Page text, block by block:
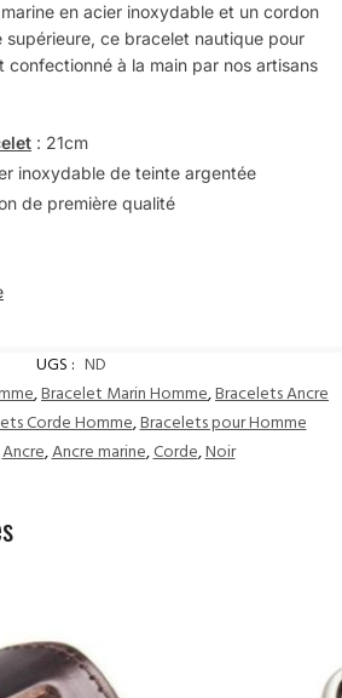
en acier inoxydable et un cordon
supérieure, ce bracelet nautique pour
confectionné à la main par nos artisans
: 21cm
inoxydable de teinte argentée
de première qualité
UGS : ND
,Bracelet Marin Homme,Bracelets Ancre
Corde Homme,Bracelets pour Homme
Ancre,Ancre marine,Corde,Noir